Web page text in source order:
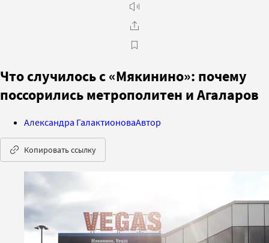
Что случилось с «Мякинино»: почему
поссорились метрополитен и Агаларов
Александра ГалактионоваАвтор
Копировать ссылку